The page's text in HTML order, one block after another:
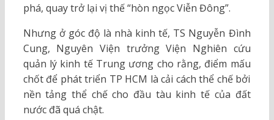
phá, quay trở lại vị thế “hòn ngọc Viễn Đông”.
Nhưng ở góc độ là nhà kinh tế, TS Nguyễn Đình
Cung, Nguyên Viện trưởng Viện Nghiên cứu
quản lý kinh tế Trung ương cho rằng, điểm mấu
chốt để phát triển TP HCM là cải cách thể chế bởi
nền tảng thể chế cho đầu tàu kinh tế của đất
nước đã quá chật.